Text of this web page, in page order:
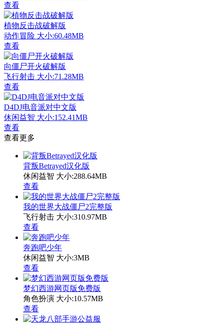
查看
植物反击战破解版
动作冒险 大小:60.48MB
查看
向僵尸开火破解版
飞行射击 大小:71.28MB
查看
D4DJ电音派对中文版
休闲益智 大小:152.41MB
查看
查看更多
背叛Betrayed汉化版
休闲益智 大小:288.64MB
查看
我的世界大战僵尸2完整版
飞行射击 大小:310.97MB
查看
奔跑吧少年
休闲益智 大小:3MB
查看
梦幻西游网页版免费版
角色扮演 大小:10.57MB
查看